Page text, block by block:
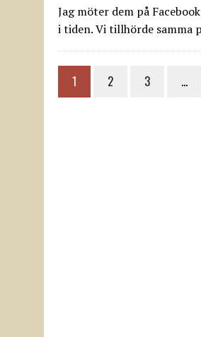
Jag möter dem på
i tiden. Vi tillhörde samma
1 2 3 …